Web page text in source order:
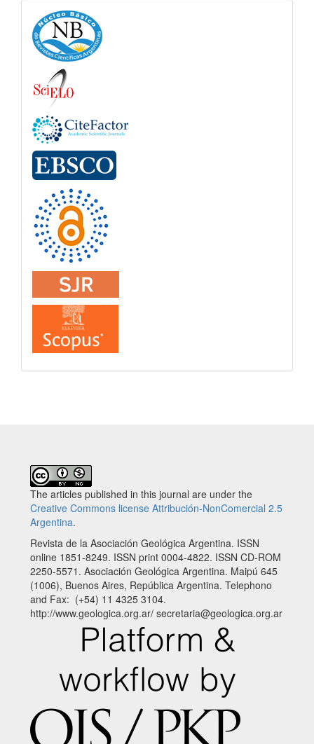
The articles published in this journal are under the
Creative Commons license Attribución-NonComercial 2.5
Argentina.
Revista de la Asociación Geológica Argentina. ISSN
online 1851-8249. ISSN print 0004-4822. ISSN CD-ROM
2250-5571. Asociación Geológica Argentina. Maipú 645
(1006), Buenos Aires, República Argentina. Telephono
and Fax: (+54) 11 4325 3104.
http://www.geologica.org.ar/ secretaria@geologica.org.ar